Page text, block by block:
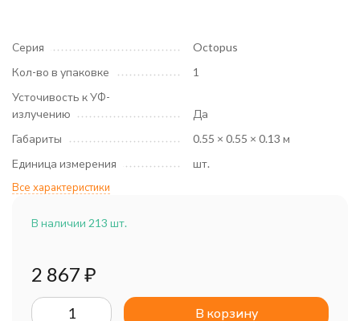
Серия
Octopus
Кол-во в упаковке
1
Усточивость к УФ-
излучению
Да
Габариты
0.55 × 0.55 × 0.13 м
Единица измерения
шт.
Все характеристики
В наличии 213 шт.
2 867 ₽
В корзину